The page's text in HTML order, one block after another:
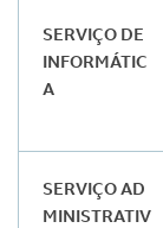
SERVIÇO DE
INFORMÁTIC
A
SERVIÇO AD
MINISTRATIV